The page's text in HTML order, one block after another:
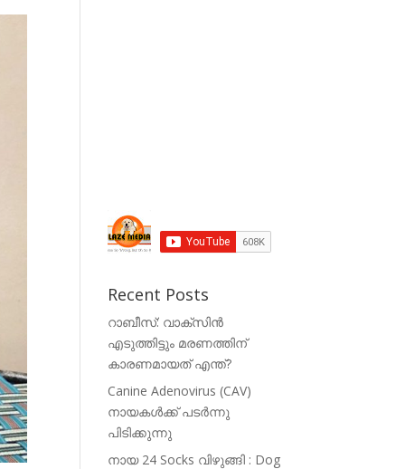
Recent Posts
റാബീസ്: വാക്സിൻ
എടുത്തിട്ടും മരണത്തിന്
കാരണമായത് എന്ത്?
Canine Adenovirus (CAV)
നായകൾക്ക് പടർന്നു
പിടിക്കുന്നു
നായ 24 Socks വിഴുങ്ങി : Dog